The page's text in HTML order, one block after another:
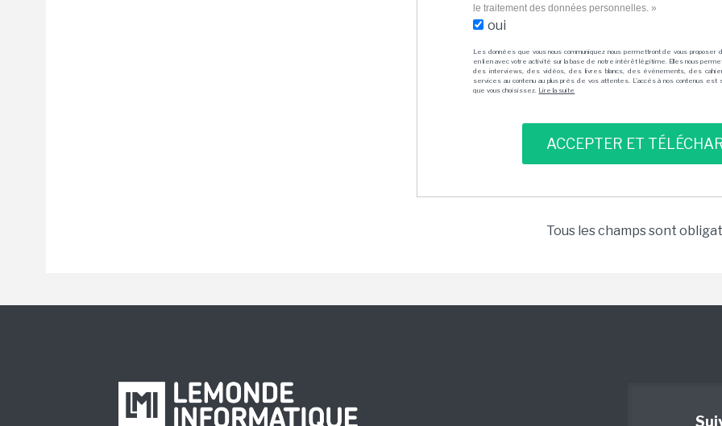
le traitement des données personnelles. »
oui
Les données que vous nous communiquez nous permettront de vous
en lien avec votre activité sur la base de notre intérêt légitime. Elles nous
des interviews, des vidéos, des livres blancs, des événements, des
services au contenu au plus près de vos attentes. L'accès à nos contenus est
que vous choisissez. Lire la suite
Tous les champs sont